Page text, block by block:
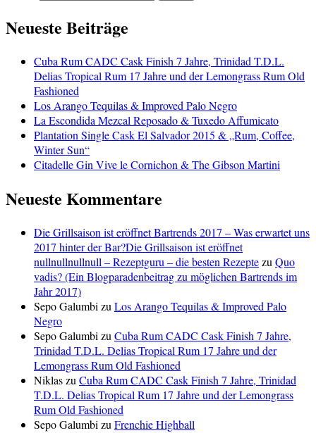
Neueste Beiträge
Cuba Rum CADC Cask Finish 7 Jahre, Trinidad T.D.L.
Delias Tropical Rum 17 Jahre und der Lemongrass Rum Old
Fashioned
Los Arango Tequilas & Improved Palo Negro
La Escondida Mezcal Reposado & Tuxedo Affumicato
Plantation Single Cask El Salvador 2015 & „Rum, Coffee,
Winter Sun“
Citadelle Gin Vive le Cornichon & The Gibson Martini
Neueste Kommentare
Die Grillsaison ist eröffnet Bartrends 2017 – Was erwartet uns
2017 hinter der Bar?Die Grillsaison ist eröffnet
nullnullnullnull – Rezeptguru – die besten Rezeptezu Quo
vadis? (Ein Blogparadenbeitrag zu möglichen Bartrends im
Jahr 2017)
Sepo Galumbi zu Los Arango Tequilas & Improved Palo
Negro
Sepo Galumbi zu Cuba Rum CADC Cask Finish 7 Jahre,
Trinidad T.D.L. Delias Tropical Rum 17 Jahre und der
Lemongrass Rum Old Fashioned
Niklaszu Cuba Rum CADC Cask Finish 7 Jahre, Trinidad
T.D.L. Delias Tropical Rum 17 Jahre und der Lemongrass
Rum Old Fashioned
Sepo Galumbi zu Frenchie Highball